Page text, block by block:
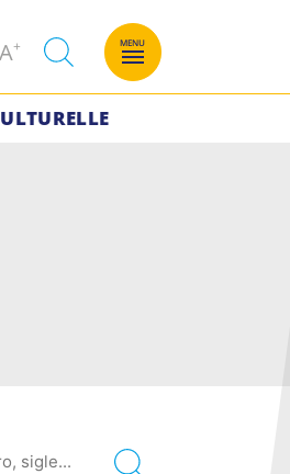
Decrease
AIncrease
size.
MENU